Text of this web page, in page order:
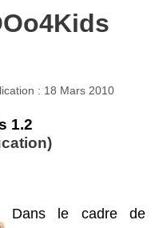
: 18 Mars 2010
1.2
Dans le cadre de